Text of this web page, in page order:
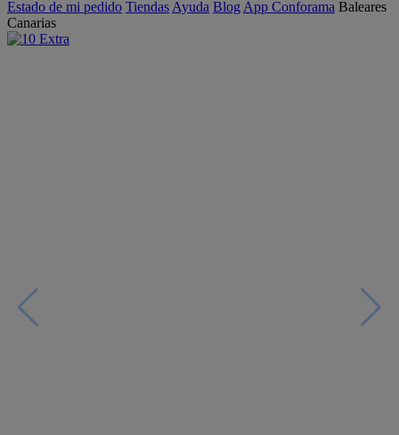
Estado de mi pedido Tiendas Ayuda Blog App Conforama Baleares
Canarias